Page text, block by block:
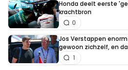
Alain_Chevallier
3 juni 10:47
In 2023 werd hetzelfde bedrag
podcast. In dat geval schiet
Honda deelt eerste
krachtbron
0
Jos Verstappen
gewoon zichzelf, en
1